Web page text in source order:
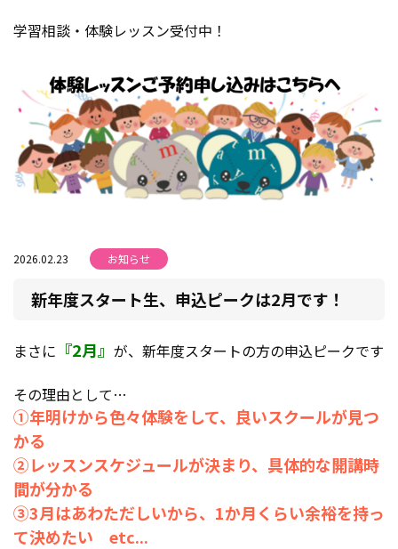
学習相談・体験レッスン受付中！
2026.02.23 お知らせ
新年度スタート生、申込ピークは2月です！
まさに 『2月』 が、新年度スタートの方の申込ピークです
その理由として…
①年明けから色々体験をして、良いスクールが見つ
かる
②レッスンスケジュールが決まり、具体的な開講時
間が分かる
③3月はあわただしいから、1か月くらい余裕を持っ
て決めたい etc...